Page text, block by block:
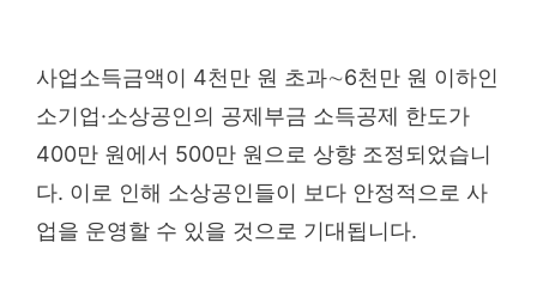
사업소득금액이 4천만 원 초과∼6천만 원 이하인
소기업·소상공인의 공제부금 소득공제 한도가
400만 원에서 500만 원으로 상향 조정되었습니
다. 이로 인해 소상공인들이 보다 안정적으로 사
업을 운영할 수 있을 것으로 기대됩니다.